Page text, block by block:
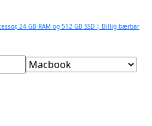
24 GB RAM og 512 GB SSD | Billig bærbar